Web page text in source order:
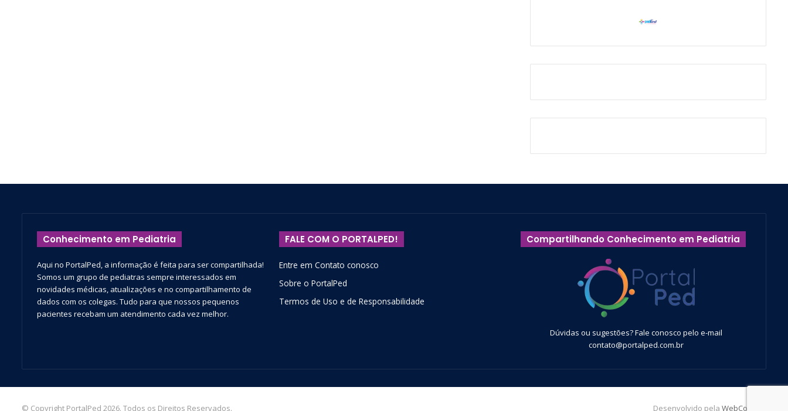
Conhecimento em Pediatria
Aqui no PortalPed, a informação é feita para ser compartilhada!
Somos um grupo de pediatras sempre interessados em
novidades médicas, atualizações e no compartilhamento de
dados com os colegas. Tudo para que nossos pequenos
pacientes recebam um atendimento cada vez melhor.
FALE COM O PORTALPED!
Entre em Contato conosco
Sobre o PortalPed
Termos de Uso e de Responsabilidade
Compartilhando Conhecimento em Pediatria
Dúvidas ou sugestões? Fale conosco pelo e-mail
contato@portalped.com.br
© Copyright PortalPed 2026. Todos os Direitos Reservados. Desenvolvido pela WebContent